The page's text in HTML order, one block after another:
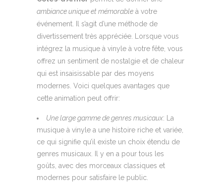
ambiance unique et mémorable à votre
événement. Il s’agit d’une méthode de
divertissement très appréciée. Lorsque vous
intégrez la musique à vinyle à votre fête, vous
offrez un sentiment de nostalgie et de chaleur
qui est insaisissable par des moyens
modernes. Voici quelques avantages que
cette animation peut offrir:
Une large gamme de genres musicaux: La
musique à vinyle a une histoire riche et variée,
ce qui signifie qu’il existe un choix étendu de
genres musicaux. Il y en a pour tous les
goûts, avec des morceaux classiques et
modernes pour satisfaire le public.